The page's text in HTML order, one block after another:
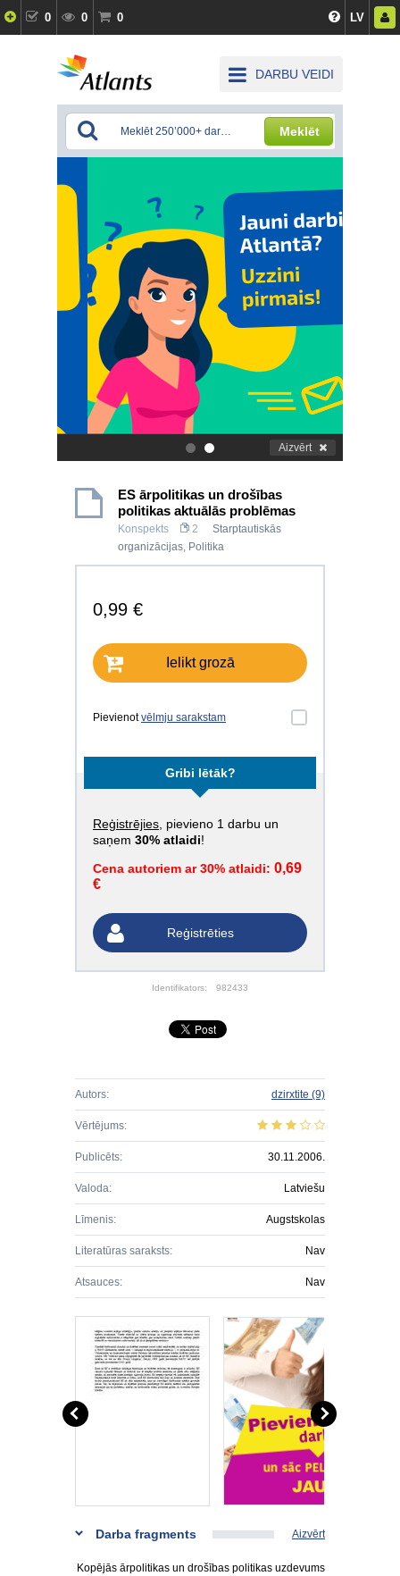
0 0 0 LV
DARBU VEIDI
Meklēt
. Aizvērt
ES ārpolitikas un drošības
politikas aktuālās problēmas
Konspekts 2
Starptautiskās
organizācijas, Politika
0,99 €
Ielikt grozā
Pievienotvēlmju sarakstam
Gribi lētāk?
Reģistrējies , pievieno 1 darbu un
saņem 30% atlaidi!
Cena autoriem ar 30% atlaidi: 0,69
€
Reģistrēties
Identifikators: 982433
Autors: dzirxtite (9)
Vērtējums:
Publicēts: 30.11.2006.
Valoda: Latviešu
Līmenis: Augstskolas
Literatūras saraksts: Nav
Atsauces: Nav
Darba fragments Aizvērt
Kopējās ārpolitikas un drošības politikas uzdevums